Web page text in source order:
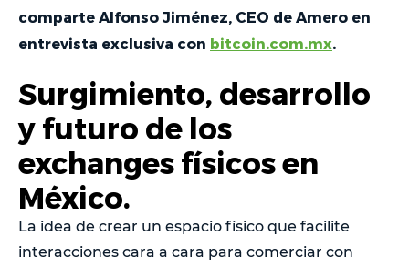
comparte Alfonso Jiménez, CEO de Amero en
entrevista exclusiva con bitcoin.com.mx.
Surgimiento, desarrollo
y futuro de los
exchanges físicos en
México.
La idea de crear un espacio físico que facilite
interacciones cara a cara para comerciar con